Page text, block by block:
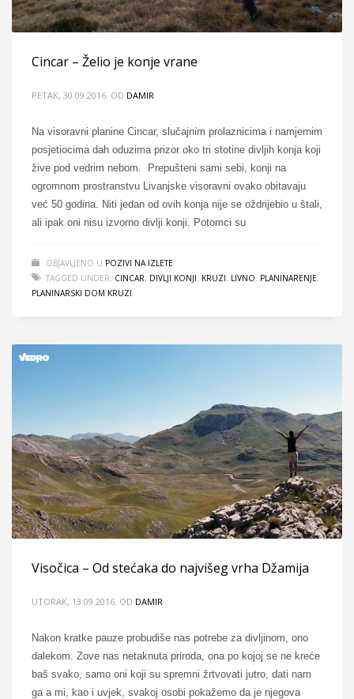
Cincar – Želio je konje vrane
PETAK, 30.09.2016. OD DAMIR
Na visoravni planine Cincar, slučajnim prolaznicima i namjernim
posjetiocima dah oduzima prizor oko tri stotine divljih konja koji
žive pod vedrim nebom. Prepušteni sami sebi, konji na
ogromnom prostranstvu Livanjske visoravni ovako obitavaju
već 50 godina. Niti jedan od ovih konja nije se oždrijebio u štali,
ali ipak oni nisu izvorno divlji konji. Potomci su
OBJAVLJENO U POZIVI NA IZLETE
TAGGED UNDER: CINCAR, DIVLJI KONJI, KRUZI, LIVNO, PLANINARENJE,
PLANINARSKI DOM KRUZI
Visočica – Od stećaka do najvišeg vrha Džamija
UTORAK, 13.09.2016. OD DAMIR
Nakon kratke pauze probudiše nas potrebe za divljinom, ono
dalekom. Zove nas netaknuta priroda, ona po kojoj se ne kreće
baš svako, samo oni koji su spremni žrtvovati jutro, dati nam
ga a mi, kao i uvjek, svakoj osobi pokažemo da je njegova